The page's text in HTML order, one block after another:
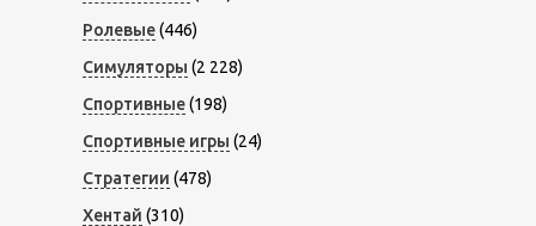
Ролевые(446)
Симуляторы (2 228)
Спортивные(198)
Спортивные игры (24)
Стратегии (478)
Хентай (310)